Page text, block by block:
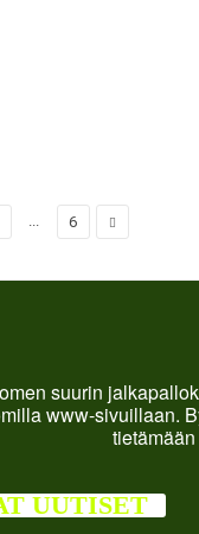
6
suurin
www-sivuillaan.
UUTISET